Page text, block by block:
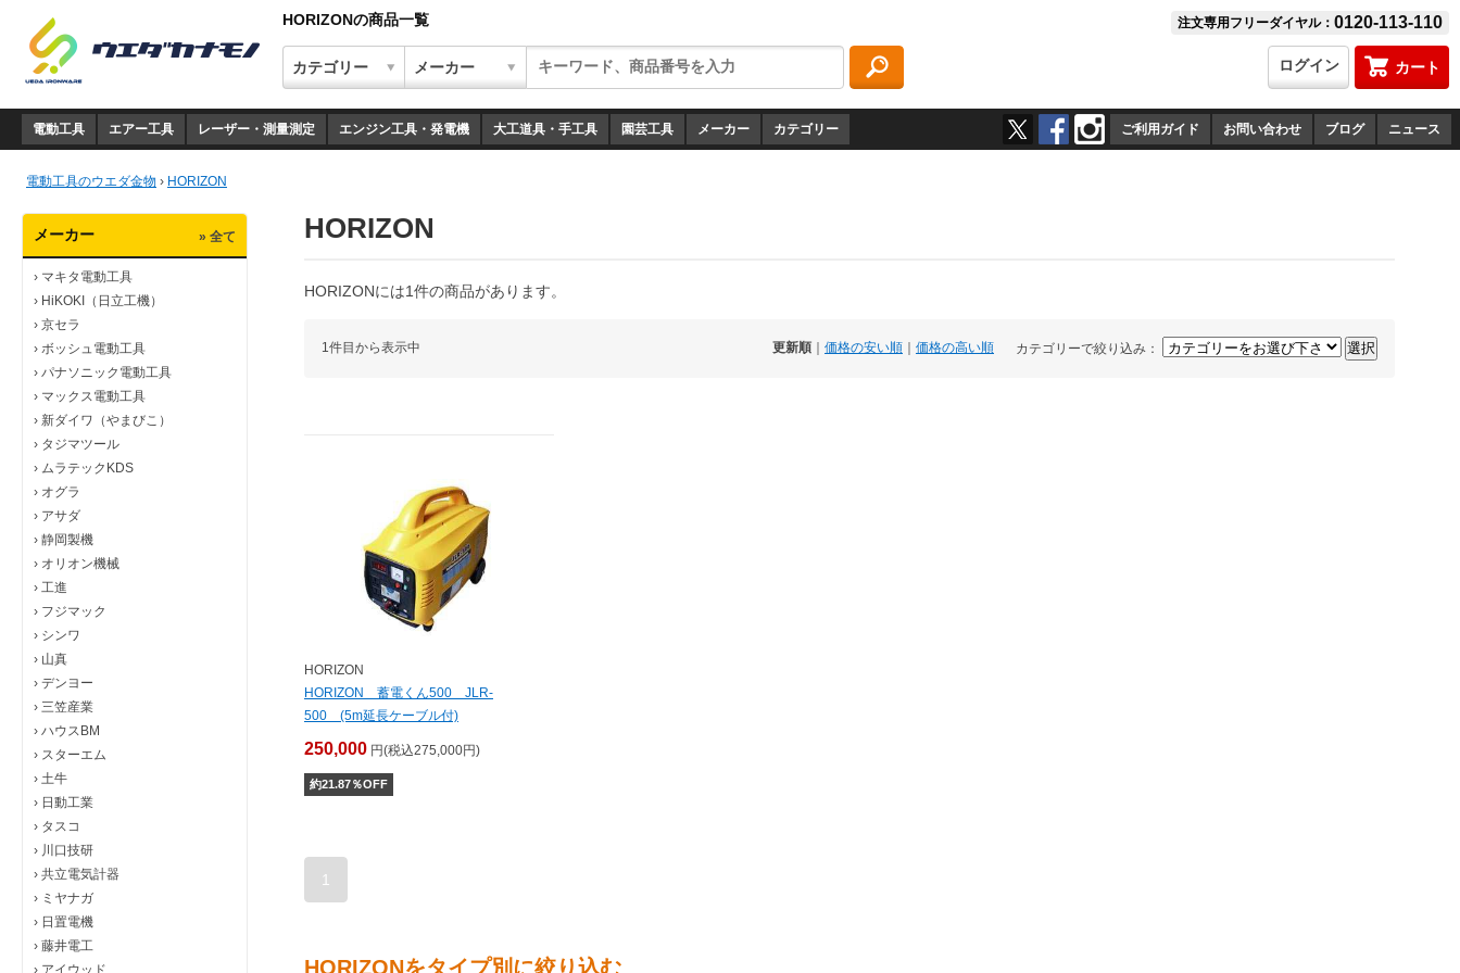
HORIZONの商品一覧 注文専用フリーダイヤル： 0120-113-110
カート
ログイン
電動工具 エアー工具 レーザー・測量測定 エンジン工具・発電機 大工道具・手工具 園芸工具 メーカー カテゴリー ご利用ガイド お問い合わせ ブログ ニュース
電動工具のウエダ金物 › HORIZON
メーカー » 全て
› マキタ電動工具
› HiKOKI（日立工機）
› 京セラ
› ボッシュ電動工具
› パナソニック電動工具
› マックス電動工具
› 新ダイワ（やまびこ）
› タジマツール
› ムラテックKDS
› オグラ
› アサダ
› 静岡製機
› オリオン機械
› 工進
› フジマック
› シンワ
› 山真
› デンヨー
› 三笠産業
› ハウスBM
› スターエム
› 土牛
› 日動工業
› タスコ
› 川口技研
› 共立電気計器
› ミヤナガ
› 日置電機
› 藤井電工
› アイウッド
HORIZON
HORIZONには1件の商品があります。
1件目から表示中 カテゴリーで絞り込み：
更新順 価格の安い順 価格の高い順
HORIZON
HORIZON 蓄電くん500 JLR-
500 (5m延長ケーブル付)
250,000 円(税込275,000円)
約21.87％OFF
1
HORIZONをタイプ別に絞り込む